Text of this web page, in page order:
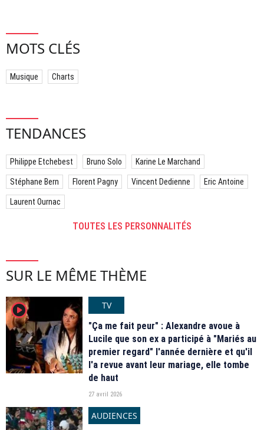
MOTS CLÉS
Musique Charts
TENDANCES
Philippe Etchebest Bruno Solo Karine Le Marchand
Stéphane Bern Florent Pagny Vincent Dedienne Eric Antoine
Laurent Ournac
TOUTES LES PERSONNALITÉS
SUR LE MÊME THÈME
player2
TV
"Ça me fait peur" : Alexandre avoue à
Lucile que son ex a participé à "Mariés au
premier regard" l'année dernière et qu'il
l'a revue avant leur mariage, elle tombe
de haut
27 avril 2026
AUDIENCES